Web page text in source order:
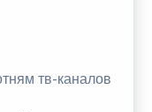
тв-каналов